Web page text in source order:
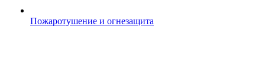
Пожаротушение и огнезащита